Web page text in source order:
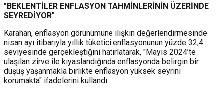
"BEKLENTİLER ENFLASYON TAHMİNLERİNİN ÜZERİNDE
SEYREDİYOR"
Karahan, enflasyon görünümüne ilişkin değerlendirmesinde
nisan ayı itibarıyla yıllık tüketici enflasyonunun yüzde 32,4
seviyesinde gerçekleştiğini hatırlatarak, "Mayıs 2024’te
ulaşılan zirve ile kıyaslandığında enflasyonda belirgin bir
düşüş yaşanmakla birlikte enflasyon yüksek seyrini
korumakta" ifadelerini kullandı.